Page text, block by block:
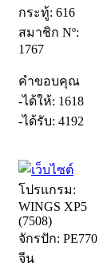
กระทู้: 616
สมาชิก Nº:
1767
คำขอบคุณ
-ได้ให้: 1618
-ได้รับ: 4192
โปรแกรม:
WINGS XP5
(7508)
จักรปัก: PE770
จีน